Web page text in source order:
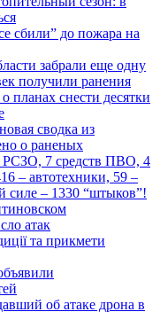
сбили” до пожара на
забрали еще одну
получили ранения
планах снести десятки
сводка из
о раненых
7 средств ПВО, 4
– автотехники, 59 –
силе – 1330 “штыков”!
атак
та прикмети
об атаке дрона в